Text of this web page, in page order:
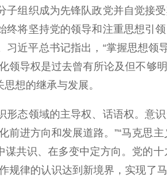
织成为先锋队政党并自觉接
将坚持党的领导和注重思想引
近平总书记指出，“掌握思想领
领导权是过去曾有所论及但不够
想的继承与发展。
领域的主导权、话语权。意
进方向和发展道路。”“马克思
共识、在多变中定方向。党的
规律的认识达到新境界，实现了